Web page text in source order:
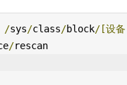
/sys/class/block/[设备
/rescan